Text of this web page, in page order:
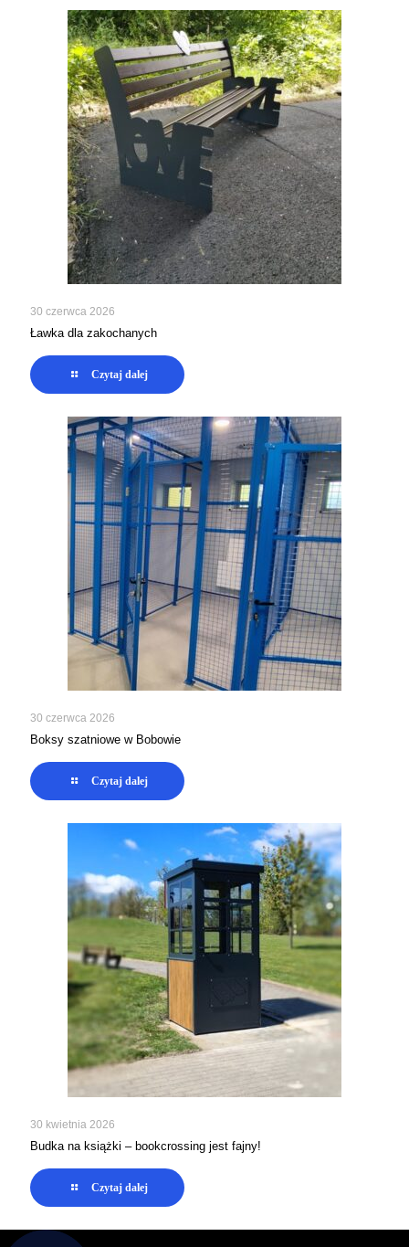
30 czerwca 2026
Ławka dla zakochanych
Czytaj dalej
30 czerwca 2026
Boksy szatniowe w Bobowie
Czytaj dalej
30 kwietnia 2026
Budka na książki – bookcrossing jest fajny!
Czytaj dalej